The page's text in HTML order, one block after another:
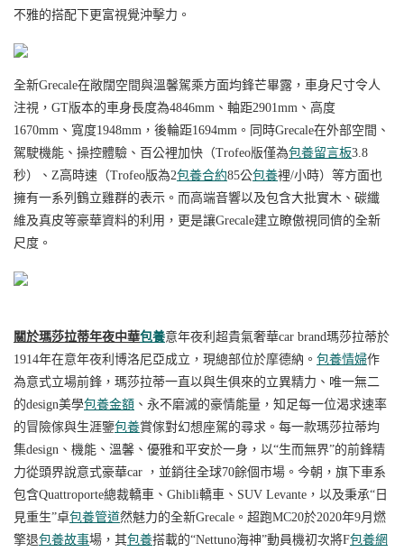
不雅的搭配下更富視覺沖擊力。
全新Grecale在敞闊空間與溫馨駕乘方面均鋒芒畢露，車身尺寸令人
注視，GT版本的車身長度為4846mm、軸距2901mm、高度
1670mm、寬度1948mm，後輪距1694mm。同時Grecale在外部空間、
駕駛機能、操控體驗、百公裡加快（Trofeo版僅為包養留言板3.8
秒）、Z高時速（Trofeo版為2包養合約85公包養裡/小時）等方面也
擁有一系列鶴立雞群的表示。而高端音響以及包含大批實木、碳纖
維及真皮等豪華資料的利用，更是讓Grecale建立瞭傲視同儕的全新
尺度。
關於瑪莎拉蒂年夜中華包養意年夜利超貴氣奢華car brand瑪莎拉蒂於
1914年在意年夜利博洛尼亞成立，現總部位於摩德納。 包養情婦作
為意式立場前鋒，瑪莎拉蒂一直以與生俱來的立異精力、唯一無二
的design美學包養金額 、永不磨滅的豪情能量，知足每一位渴求速率
的冒險傢與生涯鑒包養賞傢對幻想座駕的尋求。每一款瑪莎拉蒂均
集design、機能、溫馨、優雅和平安於一身，以“生而無界”的前鋒精
力從頭界說意式豪華car ，並銷往全球70餘個市場。 今朝，旗下車系
包含Quattroporte總裁轎車、Ghibli轎車、SUV Levante，以及秉承“日
見重生”卓包養管道然魅力的全新Grecale。超跑MC20於2020年9月燃
擎退包養故事場，其包養搭載的“Nettuno海神”動員機初次將F包養網